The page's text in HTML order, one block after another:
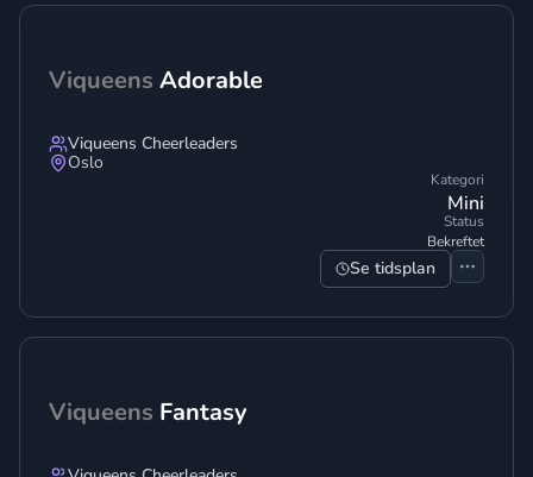
Viqueens Adorable
Viqueens Cheerleaders
Oslo
Kategori
Mini
Status
Bekreftet
Se tidsplan
Viqueens Fantasy